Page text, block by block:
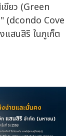
ขียว (Green
" (dcondo Cove
สนสิริ ในภูเก็ต